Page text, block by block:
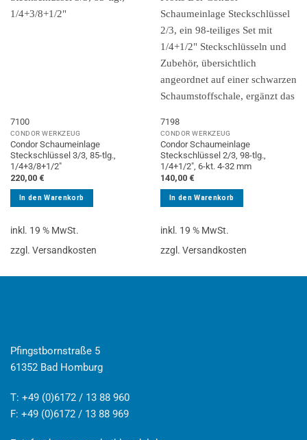
7100
CONDOR WERKZEUG
Condor Schaumeinlage
Steckschlüssel 3/3, 85-tlg.,
1/4+3/8+1/2″
220,00 €
In den Warenkorb
inkl. 19 % MwSt.
zzgl. Versandkosten
7198
CONDOR WERKZEUG
Condor Schaumeinlage
Steckschlüssel 2/3, 98-tlg.,
1/4+1/2″, 6-kt. 4-32 mm
140,00 €
In den Warenkorb
inkl. 19 % MwSt.
zzgl. Versandkosten
Pfingstbornstraße 5
61352 Bad Homburg
T: +49 (0)6172 / 13 88 960
F: +49 (0)6172 / 13 88 969